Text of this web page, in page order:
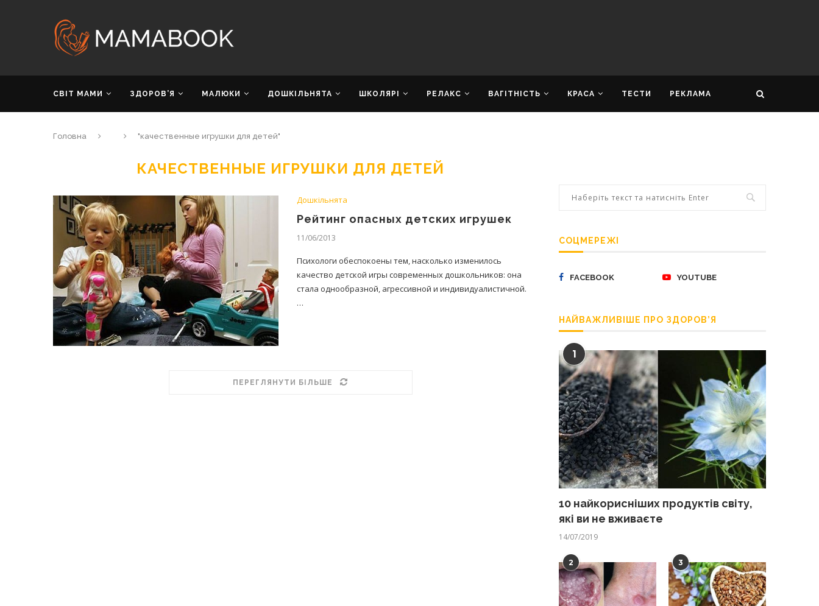
СВІТ МАМИ ЗДОРОВ’Я МАЛЮКИ ДОШКІЛЬНЯТА ШКОЛЯРІ РЕЛАКС ВАГІТНІСТЬ КРАСА ТЕСТИ РЕКЛАМА
Головна "качественные игрушки для детей"
КАЧЕСТВЕННЫЕ ИГРУШКИ ДЛЯ ДЕТЕЙ
Дошкільнята
Рейтинг опасных детских игрушек
11/06/2013
Психологи обеспокоены тем, насколько изменилось
качество детской игры современных дошкольников: она
стала однообразной, агрессивной и индивидуалистичной.
…
ПЕРЕГЛЯНУТИ БІЛЬШЕ
СОЦМЕРЕЖІ
FACEBOOK YOUTUBE
НАЙВАЖЛИВІШЕ ПРО ЗДОРОВ’Я
1
10 найкорисніших продуктів світу,
які ви не вживаєте
14/07/2019
2 3